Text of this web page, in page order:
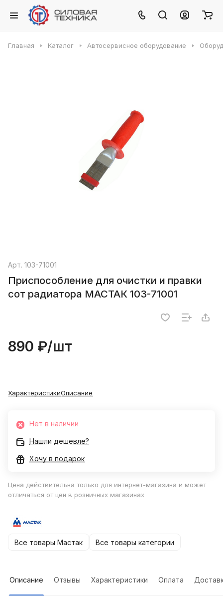
Главная Каталог Автосервисное оборудование
Арт. 103-71001
Приспособление для очистки и правки
сот радиатора МАСТАК 103-71001
890 ₽/шт
ХарактеристикиОписание
Нет в наличии
Нашли дешевле?
Хочу в подарок
Цена действительна только для интернет-магазина и может
отличаться от цен в розничных магазинах
Все товары Мастак Все товары категории
Описание Отзывы Характеристики Оплата